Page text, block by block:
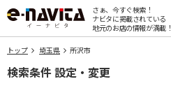
さぁ、今すぐ検索！
ナビタに掲載されている
地元のお店の情報が満載！
トップ 埼玉県 所沢市
検索条件 設定・変更